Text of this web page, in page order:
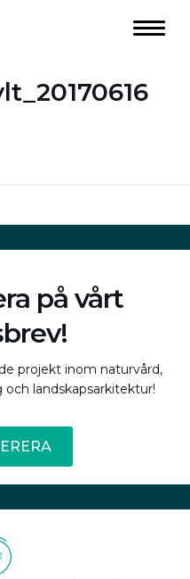
på vårt
projekt inom naturvård,
landskapsarkitektur!